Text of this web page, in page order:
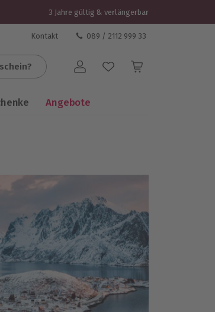
3 Jahre gültig & verlängerbar
Kontakt 089 / 2112 999 33
Benutzerkonto
Angebote